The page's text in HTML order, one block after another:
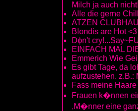
Milch ja auch nicht!
Alle die gerne
ATZEN
Blondis are Hot <3
Dϕn't
EINFACH MAL
Emmerich Wie Geil
Es gibt Tage, da
aufzustehen. z.B.:
Fass meine
Frauen k�nnen
,M�nner eine